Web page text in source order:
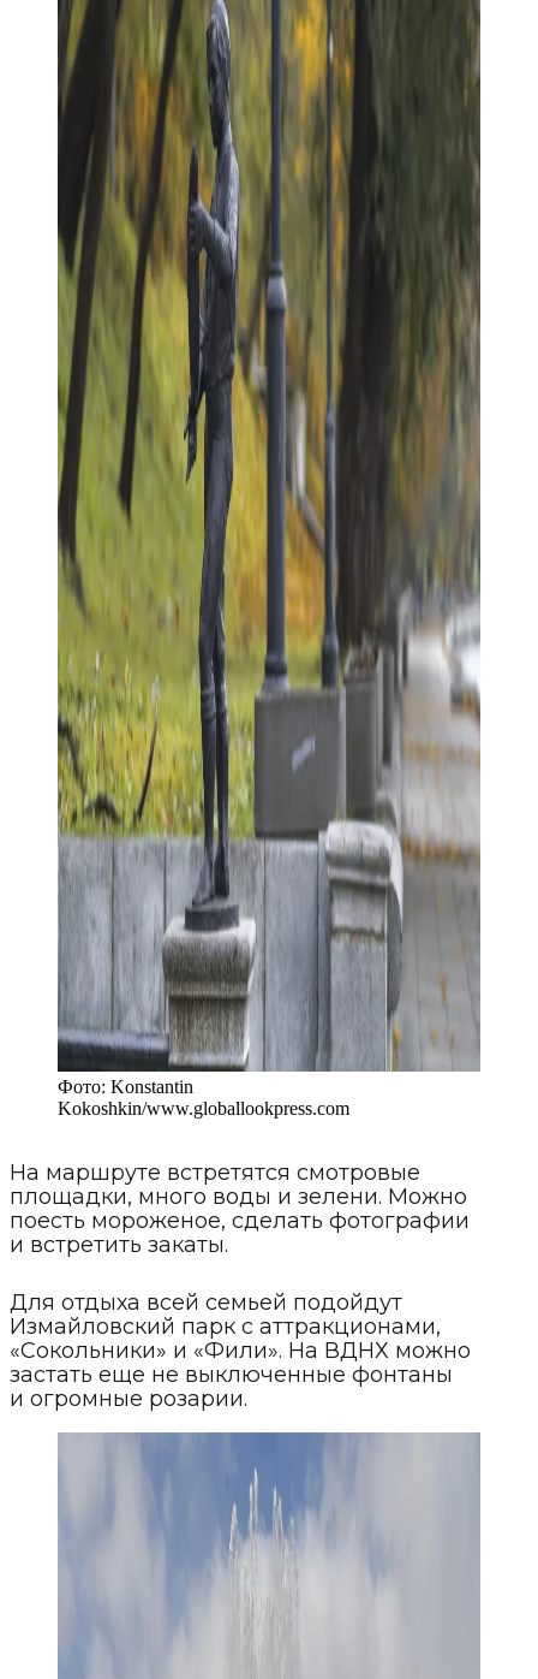
Фото: Konstantin
Kokoshkin/www.globallookpress.com
На маршруте встретятся смотровые
площадки, много воды и зелени. Можно
поесть мороженое, сделать фотографии
и встретить закаты.
Для отдыха всей семьей подойдут
Измайловский парк с аттракционами,
«Сокольники» и «Фили». На ВДНХ можно
застать еще не выключенные фонтаны
и огромные розарии.